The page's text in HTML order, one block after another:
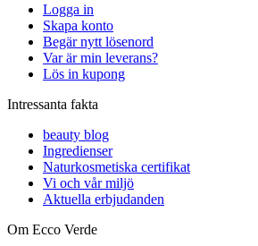
Logga in
Skapa konto
Begär nytt lösenord
Var är min leverans?
Lös in kupong
Intressanta fakta
beauty blog
Ingredienser
Naturkosmetiska certifikat
Vi och vår miljö
Aktuella erbjudanden
Om Ecco Verde